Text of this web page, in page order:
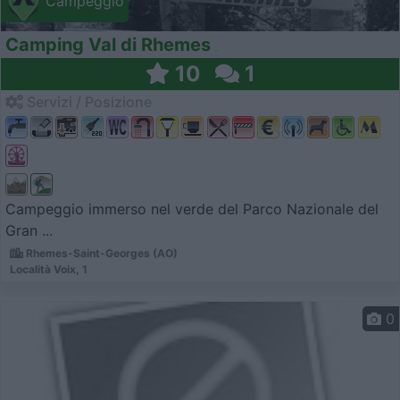
Camping Val di Rhemes
10 1
Campeggio immerso nel verde del Parco Nazionale del
Gran ...
Rhemes-Saint-Georges (AO)
Località Voix, 1
0